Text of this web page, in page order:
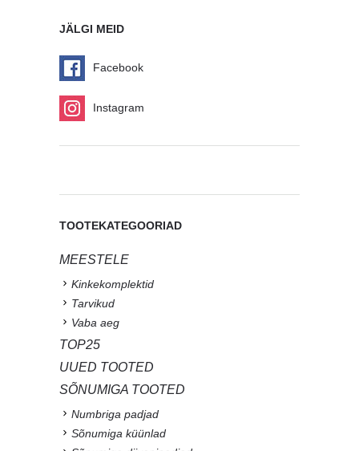
JÄLGI MEID
Facebook
Instagram
TOOTEKATEGOORIAD
MEESTELE
Kinkekomplektid
Tarvikud
Vaba aeg
TOP25
UUED TOOTED
SÕNUMIGA TOOTED
Numbriga padjad
Sõnumiga küünlad